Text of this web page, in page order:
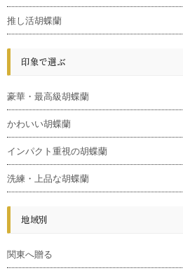
推し活胡蝶蘭
印象で選ぶ
豪華・最高級胡蝶蘭
かわいい胡蝶蘭
インパクト重視の胡蝶蘭
洗練・上品な胡蝶蘭
地域別
関東へ贈る